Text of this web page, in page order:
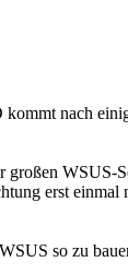
nach
WSUS-
erst
so zu